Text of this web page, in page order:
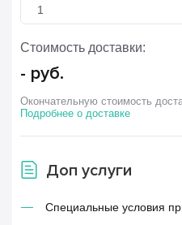
Стоимость доставки:
- руб.
Окончательную стоимость
Подробнее о доставке
Доп услуги
Специальные условия